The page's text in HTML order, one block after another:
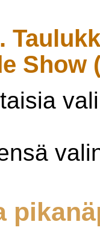
Show